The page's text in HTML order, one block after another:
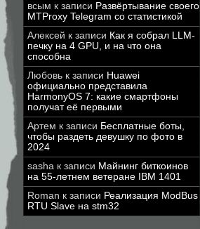
всым к записи Развёртывание своего
MTProxy Telegram со статистикой
Алексей к записи Как я собрал LLM-
печку на 4 GPU, и на что она
способна
Любовь к записи Huawei
официально представила
HarmonyOS 7: какие смартфоны
получат её первыми
Артем к записи Бесплатные боты,
чтобы раздеть девушку по фото в
2024
sasha к записи Майнинг биткоинов
на 55-летнем ветеране IBM 1401
Roman к записи Реализация ModBus
RTU Slave на stm32